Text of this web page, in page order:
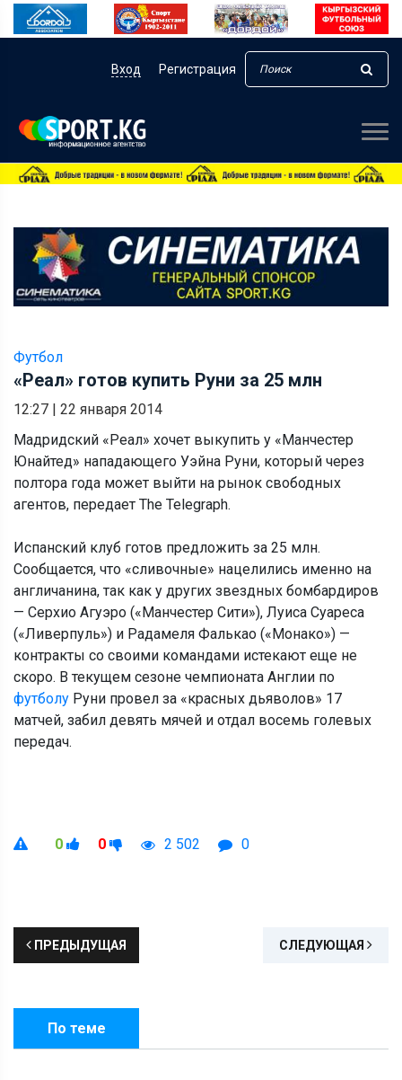
Вход Регистрация
Футбол
«Реал» готов купить Руни за 25 млн
12:27 | 22 января 2014
Мадридский «Реал» хочет выкупить у «Манчестер
Юнайтед» нападающего Уэйна Руни, который через
полтора года может выйти на рынок свободных
агентов, передает The Telegraph.
Испанский клуб готов предложить за 25 млн.
Сообщается, что «сливочные» нацелились именно на
англичанина, так как у других звездных бомбардиров
— Серхио Агуэро («Манчестер Сити»), Луиса Суареса
(«Ливерпуль») и Радамеля Фалькао («Монако») —
контракты со своими командами истекают еще не
скоро. В текущем сезоне чемпионата Англии по
футболу Руни провел за «красных дьяволов» 17
матчей, забил девять мячей и отдал восемь голевых
передач.
0 0 2 502 0
ПРЕДЫДУЩАЯ СЛЕДУЮЩАЯ
По теме